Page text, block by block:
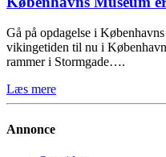
Gå på opdagelse i
vikingetiden til nu i
rammer i Stormgade….
Læs mere
Annonce